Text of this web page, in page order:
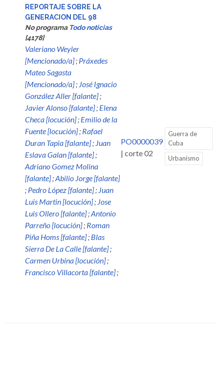
REPORTAJE SOBRE LA
GENERACION DEL 98
No programa Todo noticias
[4178]
Valeriano Weyler
[Mencionado/a]; Práxedes
Mateo Sagasta
[Mencionado/a]; José Ignacio
González Aller [falante];
Javier Alonso [falante]; Elena
Checa [locución]; Emilio de la
Fuente [locución]; Rafael
Duran Tapia [falante]; Juan
Eslava Galan [falante];
Adriano Gomez Molina
[falante];Abilio Jorge [falante]
; Pedro López [falante]; Juan
Luis Martin [locución]; Jose
Luis Ollero [falante];Antonio
Parreño [locución]; Roman
Piña Homs [falante]; Blas
Sierra De La Calle [falante];
Carmen Urbina [locución];
Francisco Villacorta [falante];
PO0000039
| corte 02
Guerra de
Cuba
Urbanismo